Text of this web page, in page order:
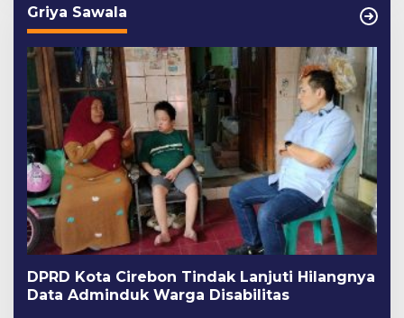
Griya Sawala
DPRD Kota Cirebon Tindak Lanjuti Hilangnya
Data Adminduk Warga Disabilitas